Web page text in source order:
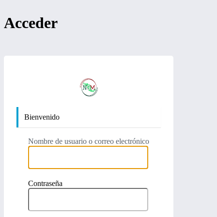
Acceder
Bienvenido
Nombre de usuario o correo electrónico
Contraseña